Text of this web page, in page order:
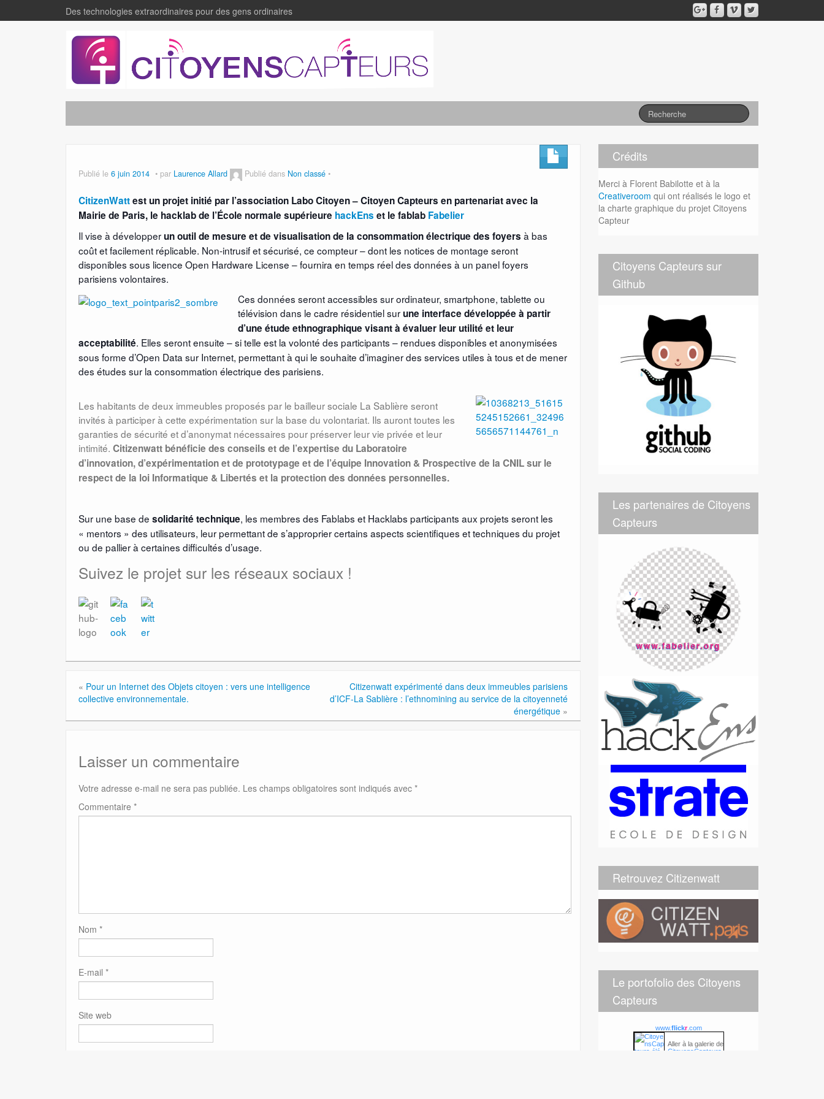
Des technologies extraordinaires pour des gens ordinaires
Publié le 6 juin 2014 par Laurence Allard Publié dans Non classé
CitizenWattest un projet initié par l’association Labo Citoyen – Citoyen Capteurs en partenariat avec la
Mairie de Paris, le hacklab de l’École normale supérieure hackEns et le fablab Fabelier
Il vise à développerun outil de mesure et de visualisation de la consommation électrique des foyers à bas
coût et facilement réplicable. Non-intrusif et sécurisé, ce compteur – dont les notices de montage seront
disponibles sous licence Open Hardware License – fournira en temps réel des données à un panel foyers
parisiens volontaires.
Ces données seront accessibles sur ordinateur, smartphone, tablette ou
télévision dans le cadre résidentiel surune interface développée à partir
d’une étude ethnographique visant à évaluer leur utilité et leur
acceptabilité. Elles seront ensuite – si telle est la volonté des participants – rendues disponibles et anonymisées
sous forme d’Open Data sur Internet, permettant à qui le souhaite d’imaginer des services utiles à tous et de mener
des études sur la consommation électrique des parisiens.
Les habitants de deux immeubles proposés par le bailleur sociale La Sablière seront
invités à participer à cette expérimentation sur la base du volontariat. Ils auront toutes les
garanties de sécurité et d’anonymat nécessaires pour préserver leur vie privée et leur
intimité. Citizenwatt bénéficie des conseils et de l’expertise du Laboratoire
d’innovation, d’expérimentation et de prototypage et de l’équipe Innovation & Prospective de la CNIL sur le
respect de la loi Informatique & Libertés et la protection des données personnelles.
Sur une base de solidarité technique, les membres des Fablabs et Hacklabs participants aux projets seront les
« mentors » des utilisateurs, leur permettant de s’approprier certains aspects scientifiques et techniques du projet
ou de pallier à certaines difficultés d’usage.
Suivez le projet sur les réseaux sociaux !
« Pour un Internet des Objets citoyen : vers une intelligence
collective environnementale.
Citizenwatt expérimenté dans deux immeubles parisiens
d’ICF-La Sablière : l’ethnomining au service de la citoyenneté
énergétique »
Laisser un commentaire
Votre adresse e-mail ne sera pas publiée. Les champs obligatoires sont indiqués avec *
Commentaire *
Nom *
E-mail *
Site web
Crédits
Merci à Florent Babilotte et à la
Creativeroom qui ont réalisés le logo et
la charte graphique du projet Citoyens
Capteur
Citoyens Capteurs sur
Github
Les partenaires de Citoyens
Capteurs
Retrouvez Citizenwatt
Le portofolio des Citoyens
Capteurs
www.flickr.com
Aller à la galerie de
CitoyensCapteurs